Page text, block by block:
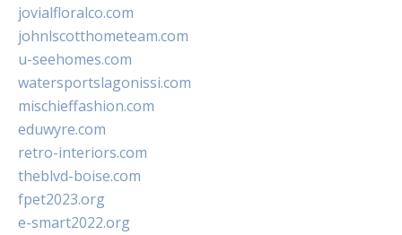
jovialfloralco.com
johnlscotthometeam.com
u-seehomes.com
watersportslagonissi.com
mischieffashion.com
eduwyre.com
retro-interiors.com
theblvd-boise.com
fpet2023.org
e-smart2022.org